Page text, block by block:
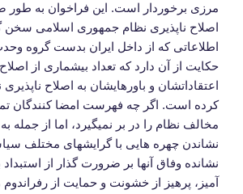
مرزی برخوردار است. این فراخوان به طور
اصلاح ناپذیری نظام جمهوری اسلامی
اطلاعاتی که از داخل ایران بدست گروه
حکایت از آن دارد که تعداد بیشماری از
اعتقاداتشان و باورهایشان به اصلاح
کرده است. اگر چه فهرست امضا کنندگان
مخالف نظام را در بر نمیگیرد، اما از جمله
نشاندن چهره هایی با گرایشهای مختلف
نشانده وفاق آنها بر ضرورت گذار از
آمیز، پرهیز از خشونت و حمایت از